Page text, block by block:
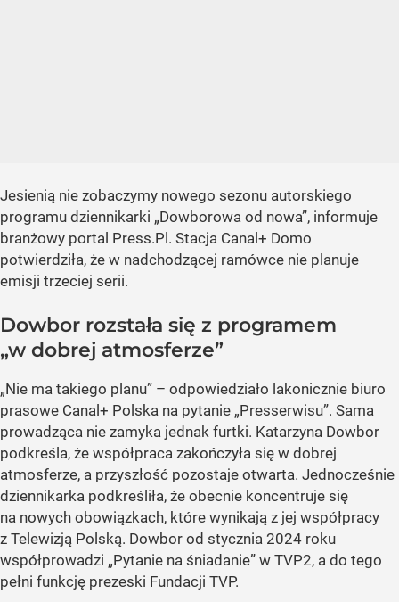
Jesienią nie zobaczymy nowego sezonu autorskiego
programu dziennikarki „Dowborowa od nowa”, informuje
branżowy portal Press.Pl. Stacja Canal+ Domo
potwierdziła, że w nadchodzącej ramówce nie planuje
emisji trzeciej serii.
Dowbor rozstała się z programem
„w dobrej atmosferze”
„Nie ma takiego planu” – odpowiedziało lakonicznie biuro
prasowe Canal+ Polska na pytanie „Presserwisu”. Sama
prowadząca nie zamyka jednak furtki. Katarzyna Dowbor
podkreśla, że współpraca zakończyła się w dobrej
atmosferze, a przyszłość pozostaje otwarta. Jednocześnie
dziennikarka podkreśliła, że obecnie koncentruje się
na nowych obowiązkach, które wynikają z jej współpracy
z Telewizją Polską. Dowbor od stycznia 2024 roku
współprowadzi „Pytanie na śniadanie” w TVP2, a do tego
pełni funkcję prezeski Fundacji TVP.